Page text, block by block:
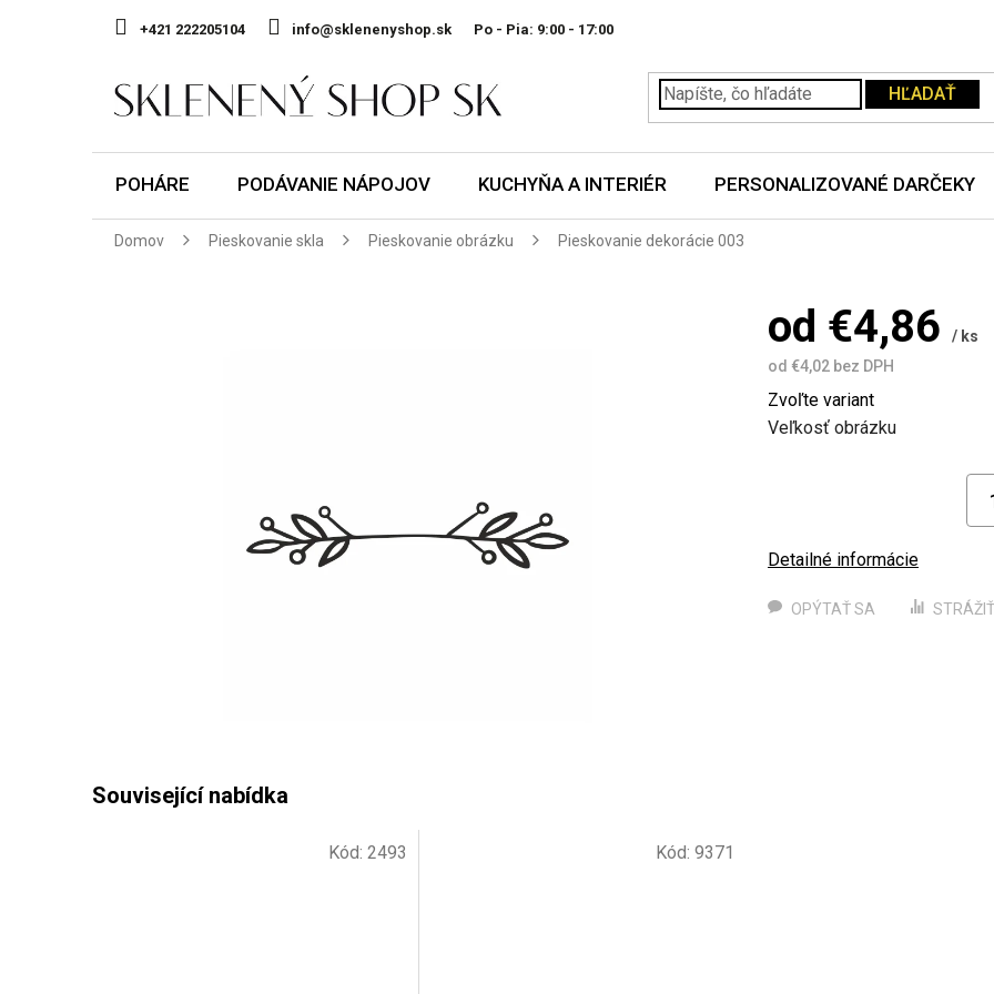
+421 222205104 info@sklenenyshop.sk Po - Pia:
HĽADAŤ
POHÁRE PODÁVANIE NÁPOJOV KUCHYŇA A INTERIÉR PERSONALIZOVANÉ DARČEKY
Domov Pieskovanie skla Pieskovanie obrázku Pieskovanie dekorácie 003
od €4,86
/ ks
od €4,02 bez DPH
Jednotková
cena:
Zvoľte variant
Veľkosť obrázku
Detailné informácie
OPÝTAŤ SA STRÁŽIŤ
Kód: 2493 Kód: 9371